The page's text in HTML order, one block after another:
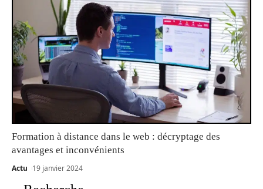
Formation à distance dans le web : décryptage des
avantages et inconvénients
Actu 19 janvier 2024